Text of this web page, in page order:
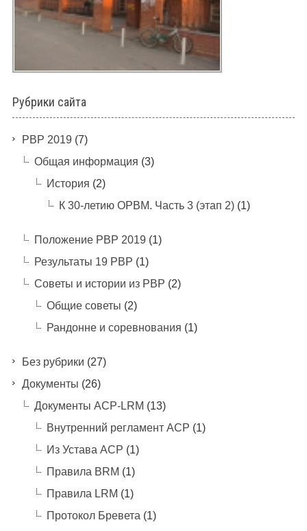
Рубрики сайта
PBP 2019 (7)
Общая информация (3)
История (2)
К 30-летию ОРВМ. Часть 3 (этап 2)(1)
Положение РВР 2019 (1)
Результаты 19 РВР (1)
Советы и истории из РВР (2)
Общие советы (2)
Рандонне и соревнования (1)
Без рубрики (27)
Документы (26)
Документы ACP-LRM (13)
Внутренний регламент АСР (1)
Из Устава АСР (1)
Правила BRM (1)
Правила LRM (1)
Протокол Бревета(1)